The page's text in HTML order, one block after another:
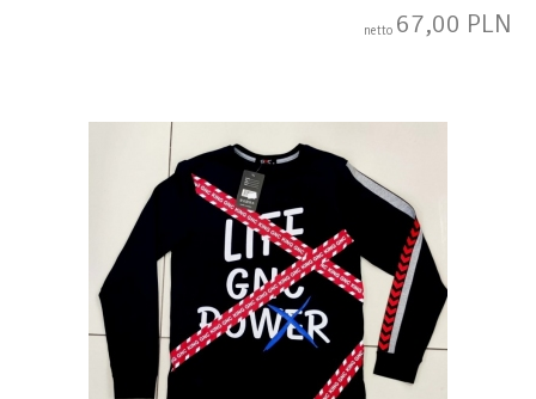
netto 67,00 PLN